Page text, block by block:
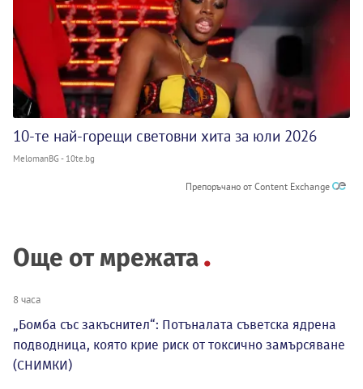
10-те най-горещи световни хита за юли 2026
MelomanBG - 10te.bg
Препоръчано от Content Exchange
Още от мрежата
8 часа
„Бомба със закъснител“: Потъналата съветска ядрена
подводница, която крие риск от токсично замърсяване
(СНИМКИ)